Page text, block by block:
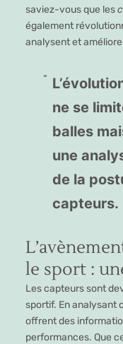
saviez-vous que les
également
analysent et
ne se
balles
une
de la
capteurs.
le sport :
Les capteurs sont
sportif. En analysant
offrent des
performances. Que